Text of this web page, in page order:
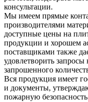
консультации.
Мы имеем прямые
производителями
доступные цены на
продукции и хорошем
поставщиками также
удовлетворить
запрошенного
Вся продукция имеет
и документы,
пожарную